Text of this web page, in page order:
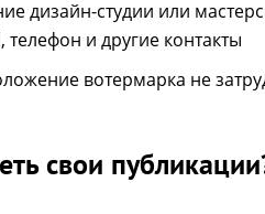
дизайн-студии или
и другие контакты
вотермарка не
свои